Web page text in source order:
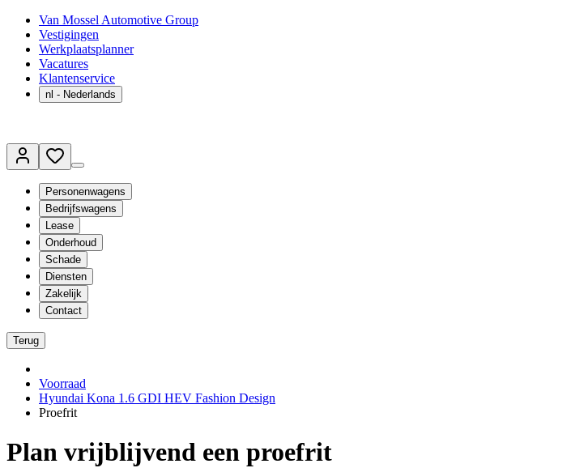
Van Mossel Automotive Group
Vestigingen
Werkplaatsplanner
Vacatures
Klantenservice
nl - Nederlands
Personenwagens
Bedrijfswagens
Lease
Onderhoud
Schade
Diensten
Zakelijk
Contact
Terug
Voorraad
Hyundai Kona 1.6 GDI HEV Fashion Design
Proefrit
Plan vrijblijvend een proefrit